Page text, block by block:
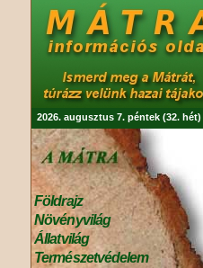
2026. augusztus 7. péntek (32.
Földrajz
Növényvilág
Állatvilág
Természetvédelem